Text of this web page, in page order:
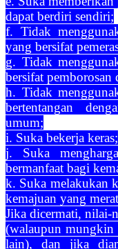
dapat berdiri sendiri;
f. Tidak
yang bersifat
g. Tidak
bersifat pemborosan
h. Tidak
bertentangan
umum;
i. Suka bekerja keras;
j. Suka
bermanfaat bagi
k. Suka melakukan
kemajuan yang
Jika dicermati, nilai-
(walaupun mungkin
lain), dan jika